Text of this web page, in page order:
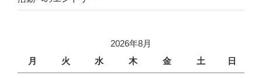
2026年8月
月
火 水 木 金 土 日